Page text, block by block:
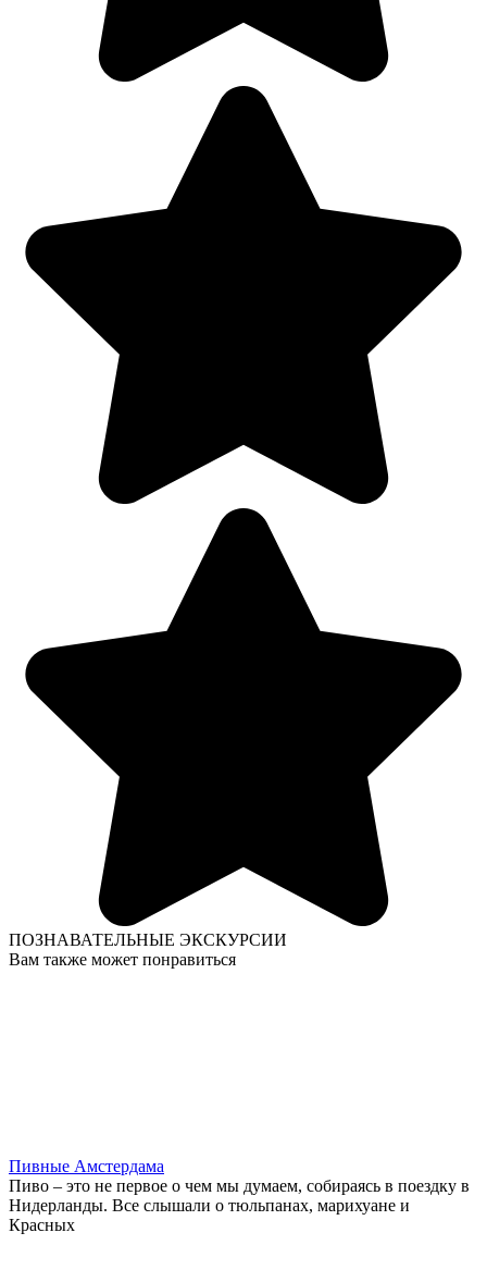
ПОЗНАВАТЕЛЬНЫЕ ЭКСКУРСИИ
Вам также может понравиться
Пивные Амстердама
Пиво – это не первое о чем мы думаем, собираясь в поездку в
Нидерланды. Все слышали о тюльпанах, марихуане и
Красных